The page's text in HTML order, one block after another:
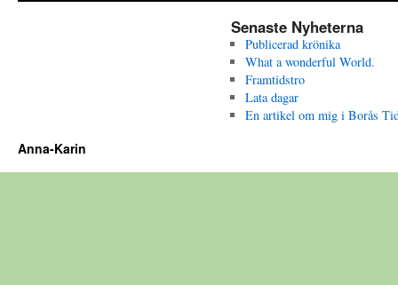
Senaste Nyheterna
Publicerad krönika
What a wonderful World.
Framtidstro
Lata dagar
En artikel om mig i Borås
Anna-Karin